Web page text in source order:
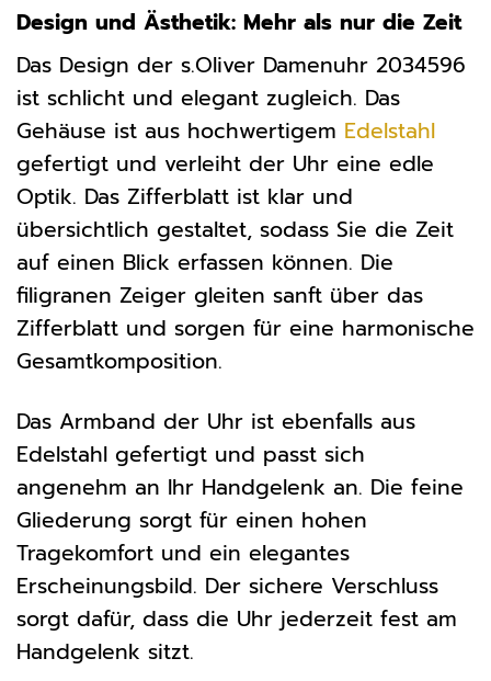
Design und Ästhetik: Mehr als nur die Zeit
Das Design der s.Oliver Damenuhr 2034596
ist schlicht und elegant zugleich. Das
Gehäuse ist aus hochwertigem Edelstahl
gefertigt und verleiht der Uhr eine edle
Optik. Das Zifferblatt ist klar und
übersichtlich gestaltet, sodass Sie die Zeit
auf einen Blick erfassen können. Die
filigranen Zeiger gleiten sanft über das
Zifferblatt und sorgen für eine harmonische
Gesamtkomposition.
Das Armband der Uhr ist ebenfalls aus
Edelstahl gefertigt und passt sich
angenehm an Ihr Handgelenk an. Die feine
Gliederung sorgt für einen hohen
Tragekomfort und ein elegantes
Erscheinungsbild. Der sichere Verschluss
sorgt dafür, dass die Uhr jederzeit fest am
Handgelenk sitzt.